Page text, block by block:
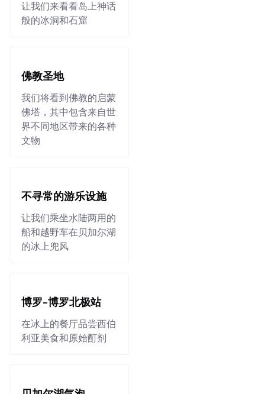
让我们来看看岛上神话
般的冰洞和石窟
佛教圣地
我们将看到佛教的启蒙
佛塔，其中包含来自世
界不同地区带来的各种
文物
不寻常的游乐设施
让我们乘坐水陆两用的
船和越野车在贝加尔湖
的冰上兜风
博罗-博罗北极站
在冰上的餐厅品尝西伯
利亚美食和原始酊剂